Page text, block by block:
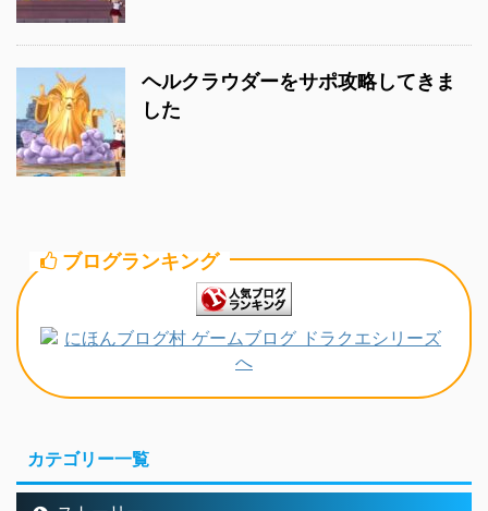
ヘルクラウダーをサポ攻略してきま
した
ブログランキング
カテゴリー一覧